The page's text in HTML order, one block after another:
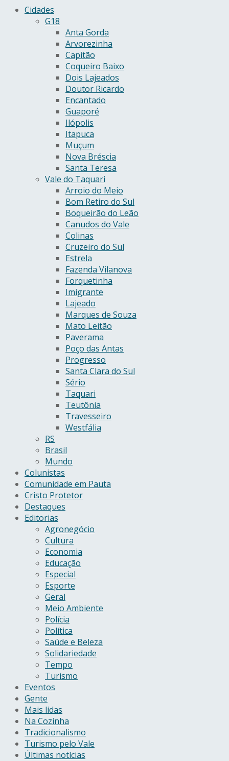
Cidades
G18
Anta Gorda
Arvorezinha
Capitão
Coqueiro Baixo
Dois Lajeados
Doutor Ricardo
Encantado
Guaporé
Ilópolis
Itapuca
Muçum
Nova Bréscia
Santa Teresa
Vale do Taquari
Arroio do Meio
Bom Retiro do Sul
Boqueirão do Leão
Canudos do Vale
Colinas
Cruzeiro do Sul
Estrela
Fazenda Vilanova
Forquetinha
Imigrante
Lajeado
Marques de Souza
Mato Leitão
Paverama
Poço das Antas
Progresso
Santa Clara do Sul
Sério
Taquari
Teutônia
Travesseiro
Westfália
RS
Brasil
Mundo
Colunistas
Comunidade em Pauta
Cristo Protetor
Destaques
Editorias
Agronegócio
Cultura
Economia
Educação
Especial
Esporte
Geral
Meio Ambiente
Polícia
Política
Saúde e Beleza
Solidariedade
Tempo
Turismo
Eventos
Gente
Mais lidas
Na Cozinha
Tradicionalismo
Turismo pelo Vale
Últimas notícias